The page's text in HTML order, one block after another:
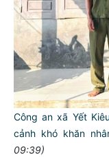
Công an xã Yết
cảnh khó khăn
09:39)